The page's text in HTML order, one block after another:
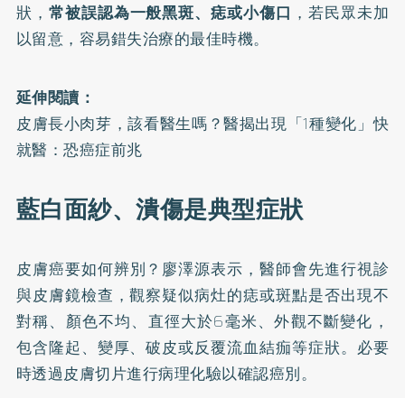
狀， 常被誤認為一般黑斑、痣或小傷口 ，若民眾未加
以留意，容易錯失治療的最佳時機。
延伸閱讀：
皮膚長小肉芽，該看醫生嗎？醫揭出現「1種變化」快
就醫：恐癌症前兆
藍白面紗、潰傷是典型症狀
皮膚癌要如何辨別？廖澤源表示，醫師會先進行視診
與皮膚鏡檢查，觀察疑似病灶的痣或斑點是否出現不
對稱、顏色不均、直徑大於6毫米、外觀不斷變化，
包含隆起、變厚、破皮或反覆流血結痂等症狀。必要
時透過皮膚切片進行病理化驗以確認癌別。